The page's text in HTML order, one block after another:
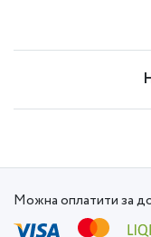
Можна оплатити за